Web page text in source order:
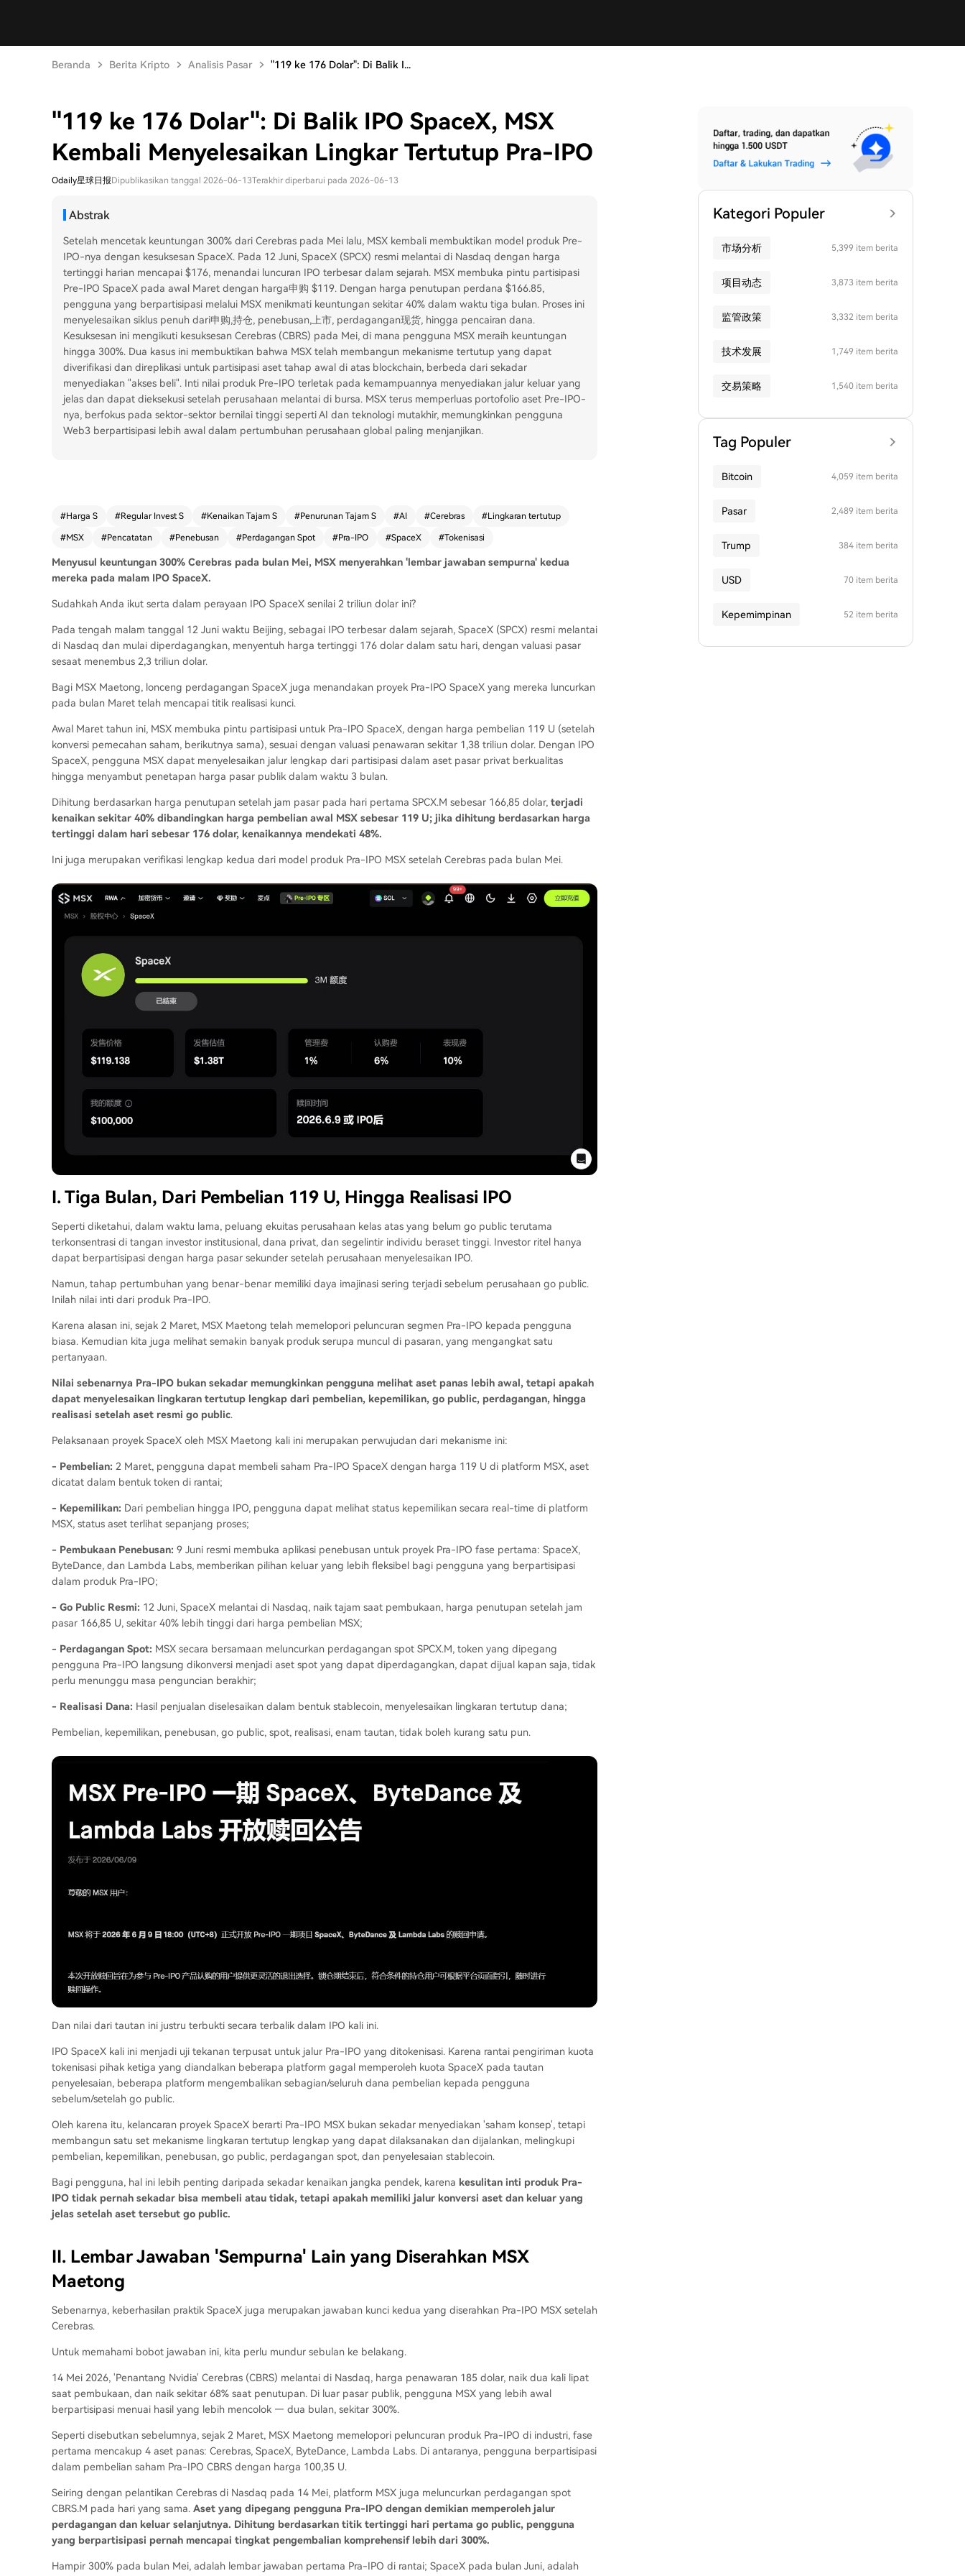
Beranda Berita Kripto Analisis Pasar "119 ke 176 Dolar": Di Balik I...
"119 ke 176 Dolar": Di Balik IPO SpaceX, MSX
Kembali Menyelesaikan Lingkar Tertutup Pra-IPO
Odaily星球日报Dipublikasikan tanggal 2026-06-13Terakhir diperbarui pada 2026-06-13
Abstrak
Setelah mencetak keuntungan 300% dari Cerebras pada Mei lalu, MSX kembali membuktikan model produk Pre-
IPO-nya dengan kesuksesan SpaceX. Pada 12 Juni, SpaceX (SPCX) resmi melantai di Nasdaq dengan harga
tertinggi harian mencapai $176, menandai luncuran IPO terbesar dalam sejarah. MSX membuka pintu partisipasi
Pre-IPO SpaceX pada awal Maret dengan harga申购 $119. Dengan harga penutupan perdana $166.85,
pengguna yang berpartisipasi melalui MSX menikmati keuntungan sekitar 40% dalam waktu tiga bulan. Proses ini
menyelesaikan siklus penuh dari申购,持仓, penebusan,上市, perdagangan现货, hingga pencairan dana.
Kesuksesan ini mengikuti kesuksesan Cerebras (CBRS) pada Mei, di mana pengguna MSX meraih keuntungan
hingga 300%. Dua kasus ini membuktikan bahwa MSX telah membangun mekanisme tertutup yang dapat
diverifikasi dan direplikasi untuk partisipasi aset tahap awal di atas blockchain, berbeda dari sekadar
menyediakan "akses beli". Inti nilai produk Pre-IPO terletak pada kemampuannya menyediakan jalur keluar yang
jelas dan dapat dieksekusi setelah perusahaan melantai di bursa. MSX terus memperluas portofolio aset Pre-IPO-
nya, berfokus pada sektor-sektor bernilai tinggi seperti AI dan teknologi mutakhir, memungkinkan pengguna
Web3 berpartisipasi lebih awal dalam pertumbuhan perusahaan global paling menjanjikan.
#Harga S #Regular Invest S #Kenaikan Tajam S #Penurunan Tajam S #AI #Cerebras #Lingkaran tertutup
#MSX #Pencatatan #Penebusan #Perdagangan Spot #Pra-IPO #SpaceX #Tokenisasi
Menyusul keuntungan 300% Cerebras pada bulan Mei, MSX menyerahkan 'lembar jawaban sempurna' kedua
mereka pada malam IPO SpaceX.
Sudahkah Anda ikut serta dalam perayaan IPO SpaceX senilai 2 triliun dolar ini?
Pada tengah malam tanggal 12 Juni waktu Beijing, sebagai IPO terbesar dalam sejarah, SpaceX (SPCX) resmi melantai
di Nasdaq dan mulai diperdagangkan, menyentuh harga tertinggi 176 dolar dalam satu hari, dengan valuasi pasar
sesaat menembus 2,3 triliun dolar.
Bagi MSX Maetong, lonceng perdagangan SpaceX juga menandakan proyek Pra-IPO SpaceX yang mereka luncurkan
pada bulan Maret telah mencapai titik realisasi kunci.
Awal Maret tahun ini, MSX membuka pintu partisipasi untuk Pra-IPO SpaceX, dengan harga pembelian 119 U (setelah
konversi pemecahan saham, berikutnya sama), sesuai dengan valuasi penawaran sekitar 1,38 triliun dolar. Dengan IPO
SpaceX, pengguna MSX dapat menyelesaikan jalur lengkap dari partisipasi dalam aset pasar privat berkualitas
hingga menyambut penetapan harga pasar publik dalam waktu 3 bulan.
Dihitung berdasarkan harga penutupan setelah jam pasar pada hari pertama SPCX.M sebesar 166,85 dolar, terjadi
kenaikan sekitar 40% dibandingkan harga pembelian awal MSX sebesar 119 U; jika dihitung berdasarkan harga
tertinggi dalam hari sebesar 176 dolar, kenaikannya mendekati 48%.
Ini juga merupakan verifikasi lengkap kedua dari model produk Pra-IPO MSX setelah Cerebras pada bulan Mei.
I. Tiga Bulan, Dari Pembelian 119 U, Hingga Realisasi IPO
Seperti diketahui, dalam waktu lama, peluang ekuitas perusahaan kelas atas yang belum go public terutama
terkonsentrasi di tangan investor institusional, dana privat, dan segelintir individu beraset tinggi. Investor ritel hanya
dapat berpartisipasi dengan harga pasar sekunder setelah perusahaan menyelesaikan IPO.
Namun, tahap pertumbuhan yang benar-benar memiliki daya imajinasi sering terjadi sebelum perusahaan go public.
Inilah nilai inti dari produk Pra-IPO.
Karena alasan ini, sejak 2 Maret, MSX Maetong telah memelopori peluncuran segmen Pra-IPO kepada pengguna
biasa. Kemudian kita juga melihat semakin banyak produk serupa muncul di pasaran, yang mengangkat satu
pertanyaan.
Nilai sebenarnya Pra-IPO bukan sekadar memungkinkan pengguna melihat aset panas lebih awal, tetapi apakah
dapat menyelesaikan lingkaran tertutup lengkap dari pembelian, kepemilikan, go public, perdagangan, hingga
realisasi setelah aset resmi go public.
Pelaksanaan proyek SpaceX oleh MSX Maetong kali ini merupakan perwujudan dari mekanisme ini:
- Pembelian: 2 Maret, pengguna dapat membeli saham Pra-IPO SpaceX dengan harga 119 U di platform MSX, aset
dicatat dalam bentuk token di rantai;
- Kepemilikan: Dari pembelian hingga IPO, pengguna dapat melihat status kepemilikan secara real-time di platform
MSX, status aset terlihat sepanjang proses;
- Pembukaan Penebusan: 9 Juni resmi membuka aplikasi penebusan untuk proyek Pra-IPO fase pertama: SpaceX,
ByteDance, dan Lambda Labs, memberikan pilihan keluar yang lebih fleksibel bagi pengguna yang berpartisipasi
dalam produk Pra-IPO;
- Go Public Resmi: 12 Juni, SpaceX melantai di Nasdaq, naik tajam saat pembukaan, harga penutupan setelah jam
pasar 166,85 U, sekitar 40% lebih tinggi dari harga pembelian MSX;
- Perdagangan Spot: MSX secara bersamaan meluncurkan perdagangan spot SPCX.M, token yang dipegang
pengguna Pra-IPO langsung dikonversi menjadi aset spot yang dapat diperdagangkan, dapat dijual kapan saja, tidak
perlu menunggu masa penguncian berakhir;
- Realisasi Dana: Hasil penjualan diselesaikan dalam bentuk stablecoin, menyelesaikan lingkaran tertutup dana;
Pembelian, kepemilikan, penebusan, go public, spot, realisasi, enam tautan, tidak boleh kurang satu pun.
Dan nilai dari tautan ini justru terbukti secara terbalik dalam IPO kali ini.
IPO SpaceX kali ini menjadi uji tekanan terpusat untuk jalur Pra-IPO yang ditokenisasi. Karena rantai pengiriman kuota
tokenisasi pihak ketiga yang diandalkan beberapa platform gagal memperoleh kuota SpaceX pada tautan
penyelesaian, beberapa platform mengembalikan sebagian/seluruh dana pembelian kepada pengguna
sebelum/setelah go public.
Oleh karena itu, kelancaran proyek SpaceX berarti Pra-IPO MSX bukan sekadar menyediakan 'saham konsep', tetapi
membangun satu set mekanisme lingkaran tertutup lengkap yang dapat dilaksanakan dan dijalankan, melingkupi
pembelian, kepemilikan, penebusan, go public, perdagangan spot, dan penyelesaian stablecoin.
Bagi pengguna, hal ini lebih penting daripada sekadar kenaikan jangka pendek, karena kesulitan inti produk Pra-
IPO tidak pernah sekadar bisa membeli atau tidak, tetapi apakah memiliki jalur konversi aset dan keluar yang
jelas setelah aset tersebut go public.
II. Lembar Jawaban 'Sempurna' Lain yang Diserahkan MSX
Maetong
Sebenarnya, keberhasilan praktik SpaceX juga merupakan jawaban kunci kedua yang diserahkan Pra-IPO MSX setelah
Cerebras.
Untuk memahami bobot jawaban ini, kita perlu mundur sebulan ke belakang.
14 Mei 2026, 'Penantang Nvidia' Cerebras (CBRS) melantai di Nasdaq, harga penawaran 185 dolar, naik dua kali lipat
saat pembukaan, dan naik sekitar 68% saat penutupan. Di luar pasar publik, pengguna MSX yang lebih awal
berpartisipasi menuai hasil yang lebih mencolok — dua bulan, sekitar 300%.
Seperti disebutkan sebelumnya, sejak 2 Maret, MSX Maetong memelopori peluncuran produk Pra-IPO di industri, fase
pertama mencakup 4 aset panas: Cerebras, SpaceX, ByteDance, Lambda Labs. Di antaranya, pengguna berpartisipasi
dalam pembelian saham Pra-IPO CBRS dengan harga 100,35 U.
Seiring dengan pelantikan Cerebras di Nasdaq pada 14 Mei, platform MSX juga meluncurkan perdagangan spot
CBRS.M pada hari yang sama. Aset yang dipegang pengguna Pra-IPO dengan demikian memperoleh jalur
perdagangan dan keluar selanjutnya. Dihitung berdasarkan titik tertinggi hari pertama go public, pengguna
yang berpartisipasi pernah mencapai tingkat pengembalian komprehensif lebih dari 300%.
Hampir 300% pada bulan Mei, adalah lembar jawaban pertama Pra-IPO di rantai; SpaceX pada bulan Juni, adalah
Kategori Populer
市场分析 5,399 item berita
项目动态 3,873 item berita
监管政策 3,332 item berita
技术发展 1,749 item berita
交易策略 1,540 item berita
Tag Populer
Bitcoin 4,059 item berita
Pasar 2,489 item berita
Trump 384 item berita
USD 70 item berita
Kepemimpinan 52 item berita